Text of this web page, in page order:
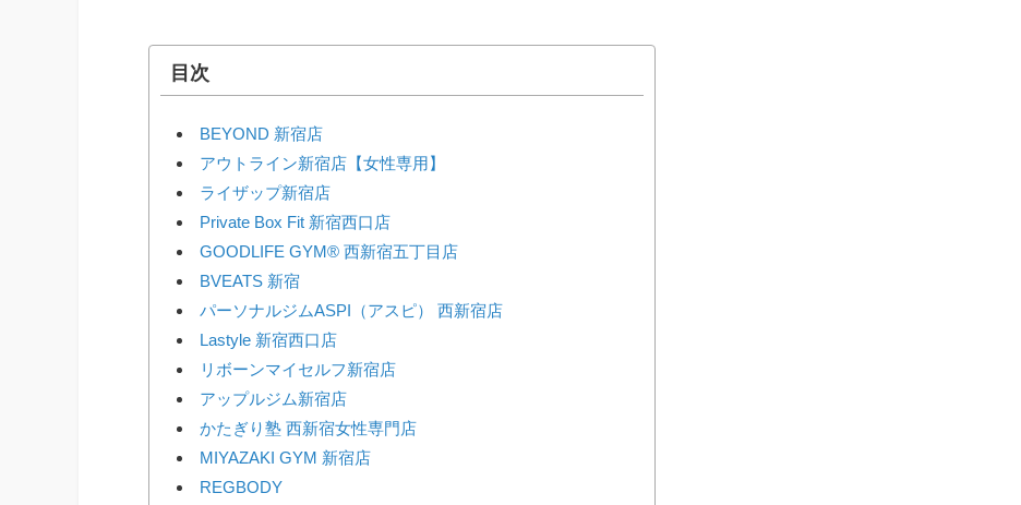
目次
BEYOND 新宿店
アウトライン新宿店【女性専用】
ライザップ新宿店
Private Box Fit 新宿西口店
GOODLIFE GYM® 西新宿五丁目店
BVEATS 新宿
パーソナルジムASPI（アスピ） 西新宿店
Lastyle 新宿西口店
リボーンマイセルフ新宿店
アップルジム新宿店
かたぎり塾 西新宿女性専門店
MIYAZAKI GYM 新宿店
REGBODY